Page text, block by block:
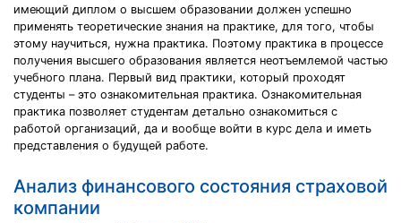
имеющий диплом о высшем образовании должен успешно
применять теоретические знания на практике, для того, чтобы
этому научиться, нужна практика. Поэтому практика в процессе
получения высшего образования является неотъемлемой частью
учебного плана. Первый вид практики, который проходят
студенты – это ознакомительная практика. Ознакомительная
практика позволяет студентам детально ознакомиться с
работой организаций, да и вообще войти в курс дела и иметь
представления о будущей работе.
Анализ финансового состояния страховой
компании